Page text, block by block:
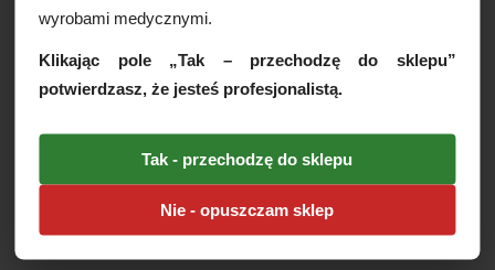
Kurier GLS pobraniowy
Kurier DPD pobraniowy 24,99 zł brutto
Odbiór osobisty za darmo
Serweta w rolce Practical 32
Comfort Classic WEBER,
40szt./1rol.
doskonale sprawdza się w codziennej opiece. Może
zastąpić podkłady bibułowe, zapewniając
nieprzemakalność i większą wytrzymałość.
wyrobami medycznymi.
Klikając pole „Tak – przechodzę do sklepu”
potwierdzasz, że jesteś profesjonalistą.
Tak - przechodzę do sklepu
Nie - opuszczam sklep